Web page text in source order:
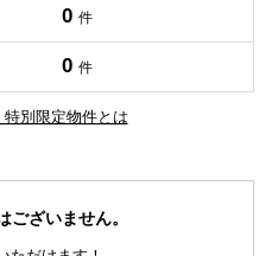
0 件
0 件
別限定物件とは
ございません。